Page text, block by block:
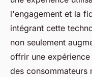
l'engagement et la
intégrant cette
non seulement
offrir une
des consommateurs